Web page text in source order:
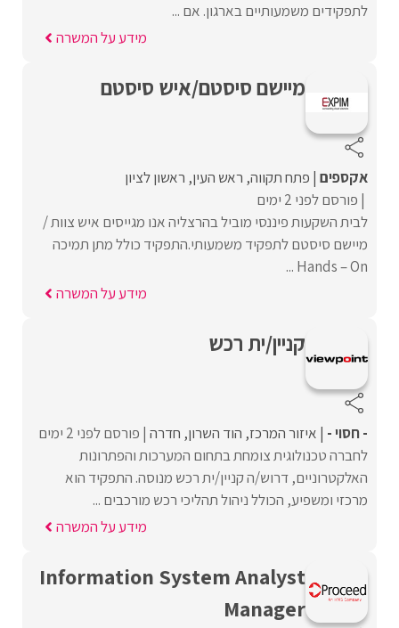
לתפקידים משמעותיים בארגון. אם ...
מידע על המשרה
מיישם סיסטם/איש סיסטם
אקספים פתח תקווה ראש העין ראשון לציון
פורסם לפני 2 ימים
לבית השקעות פיננסי מוביל בהרצליה אנו מגייסים איש צוות /
מיישם סיסטם לתפקיד משמעותי.התפקיד כולל מתן תמיכה
Hands – On ...
מידע על המשרה
קניין/ית רכש
- חסוי - איזור המרכז הוד השרון חדרה פורסם לפני 2 ימים
לחברה טכנולוגית צומחת בתחום המערכות והפתרונות
האלקטרוניים, דרוש/ה קניין/ית רכש מנוסה. התפקיד הוא
מרכזי ומשפיע, הכולל ניהול תהליכי רכש מורכבים ...
מידע על המשרה
Information System Analyst
Manager